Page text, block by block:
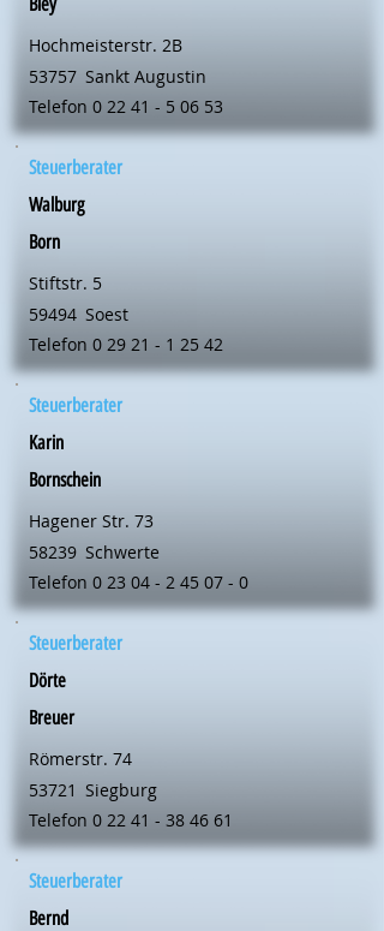
Hochmeisterstr. 2B
53757 Sankt Augustin
Telefon 0 22 41 - 5 06 53
Steuerberater
Walburg
Born
Stiftstr. 5
59494 Soest
Telefon 0 29 21 - 1 25 42
Steuerberater
Karin
Bornschein
Hagener Str. 73
58239 Schwerte
Telefon 0 23 04 - 2 45 07 - 0
Steuerberater
Dörte
Breuer
Römerstr. 74
53721 Siegburg
Telefon 0 22 41 - 38 46 61
Steuerberater
Bernd